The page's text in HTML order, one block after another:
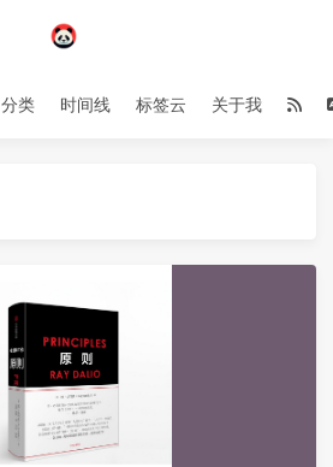
分类 时间线 标签云 关于我